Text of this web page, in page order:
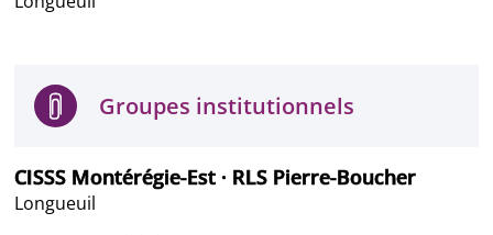
Groupes institutionnels
CISSS Montérégie-Est · RLS Pierre-Boucher
Longueuil